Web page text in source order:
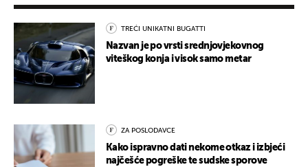
TREĆI UNIKATNI BUGATTI
Nazvan je po vrsti srednjovjekovnog
viteškog konja i visok samo metar
ZA POSLODAVCE
Kako ispravno dati nekome otkaz i izbjeći
najčešće pogreške te sudske sporove